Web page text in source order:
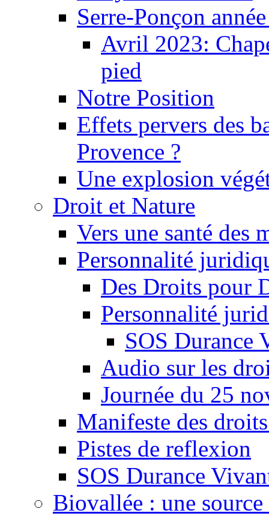
Serre-Ponçon
Avril 2023:
pied
Notre Position
Effets pervers des
Provence ?
Une explosion
Droit et Nature
Vers une santé des
Personnalité
Des Droits pour
Personnalité
SOS Durance
Audio sur les
Journée du 25
Manifeste des
Pistes de reflexion
SOS Durance
Biovallée : une